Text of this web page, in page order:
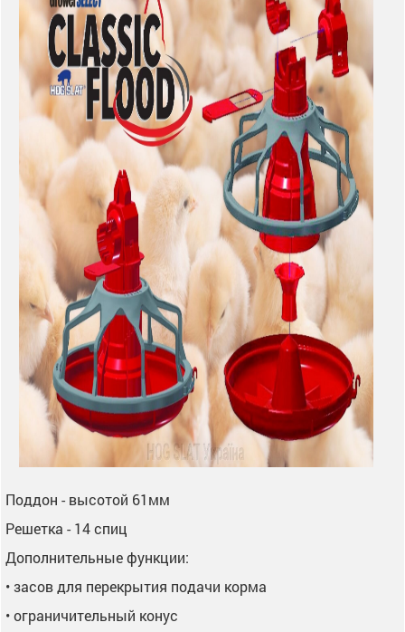
Поддон - высотой 61мм
Решетка - 14 спиц
Дополнительные функции:
• засов для перекрытия подачи корма
• ограничительный конус